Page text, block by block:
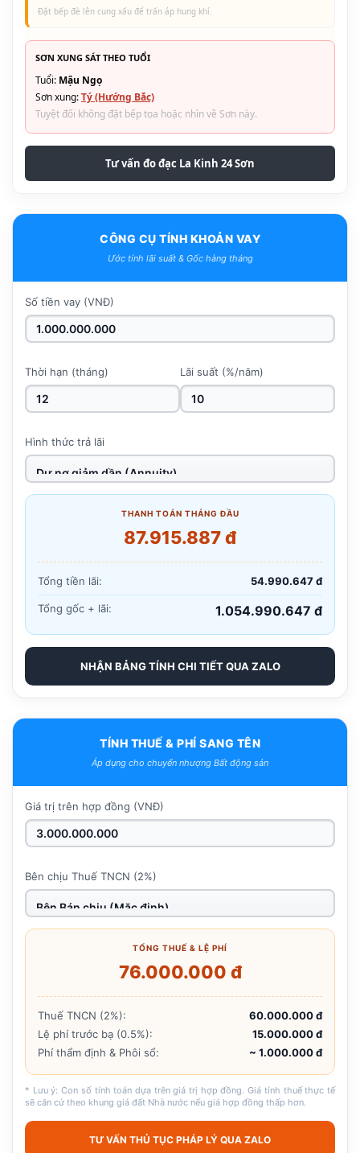
Đặt bếp đè lên cung xấu để trấn áp hung khí.
SƠN XUNG SÁT THEO TUỔI
Tuổi: Mậu Ngọ
Sơn xung:Tý (Hướng Bắc)
Tuyệt đối không đặt bếp tọa hoặc nhìn về Sơn này.
Tư vấn đo đạc La Kinh 24 Sơn
CÔNG CỤ TÍNH KHOẢN VAY
Ước tính lãi suất & Gốc hàng tháng
Số tiền vay (VNĐ)
Thời hạn (tháng) Lãi suất (%/năm)
Hình thức trả lãi
THANH TOÁN THÁNG ĐẦU
87.915.887 đ
Tổng tiền lãi: 54.990.647 đ
Tổng gốc + lãi: 1.054.990.647 đ
NHẬN BẢNG TÍNH CHI TIẾT QUA ZALO
TÍNH THUẾ & PHÍ SANG TÊN
Áp dụng cho chuyển nhượng Bất động sản
Giá trị trên hợp đồng (VNĐ)
Bên chịu Thuế TNCN (2%)
TỔNG THUẾ & LỆ PHÍ
76.000.000 đ
Thuế TNCN (2%):
60.000.000 đ
Lệ phí trước bạ (0.5%):
15.000.000 đ
Phí thẩm định & Phôi sổ:
~ 1.000.000 đ
* Lưu ý: Con số tính toán dựa trên giá trị hợp đồng. Giá tính thuế thực tế
sẽ căn cứ theo khung giá đất Nhà nước nếu giá hợp đồng thấp hơn.
TƯ VẤN THỦ TỤC PHÁP LÝ QUA ZALO